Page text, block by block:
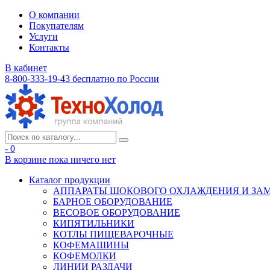
О компании
Покупателям
Услуги
Контакты
В кабинет
8-800-333-19-43 бесплатно по России
- 0
В корзине пока ничего нет
Каталог продукции
АППАРАТЫ ШОКОВОГО ОХЛАЖДЕНИЯ И
БАРНОЕ ОБОРУДОВАНИЕ
ВЕСОВОЕ ОБОРУДОВАНИЕ
КИПЯТИЛЬНИКИ
КОТЛЫ ПИЩЕВАРОЧНЫЕ
КОФЕМАШИНЫ
КОФЕМОЛКИ
ЛИНИИ РАЗДАЧИ